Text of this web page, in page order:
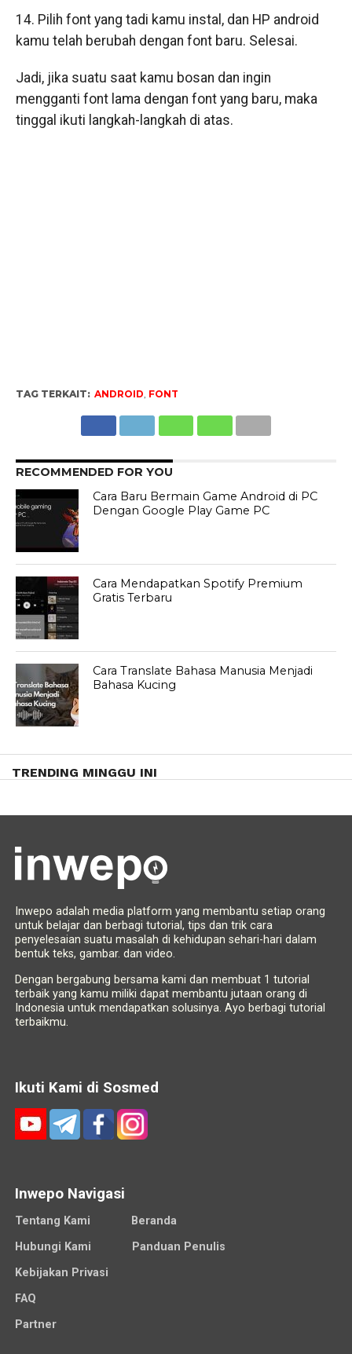
14. Pilih font yang tadi kamu instal, dan HP android
kamu telah berubah dengan font baru. Selesai.
Jadi, jika suatu saat kamu bosan dan ingin
mengganti font lama dengan font yang baru, maka
tinggal ikuti langkah-langkah di atas.
TAG TERKAIT: ANDROID, FONT
RECOMMENDED FOR YOU
Cara Baru Bermain Game Android di PC
Dengan Google Play Game PC
Cara Mendapatkan Spotify Premium
Gratis Terbaru
Cara Translate Bahasa Manusia Menjadi
Bahasa Kucing
TRENDING MINGGU INI
Inwepo adalah media platform yang membantu setiap orang
untuk belajar dan berbagi tutorial, tips dan trik cara
penyelesaian suatu masalah di kehidupan sehari-hari dalam
bentuk teks, gambar. dan video.
Dengan bergabung bersama kami dan membuat 1 tutorial
terbaik yang kamu miliki dapat membantu jutaan orang di
Indonesia untuk mendapatkan solusinya. Ayo berbagi tutorial
terbaikmu.
Ikuti Kami di Sosmed
Inwepo Navigasi
Tentang Kami
Beranda
Hubungi Kami
Panduan Penulis
Kebijakan Privasi
FAQ
Partner